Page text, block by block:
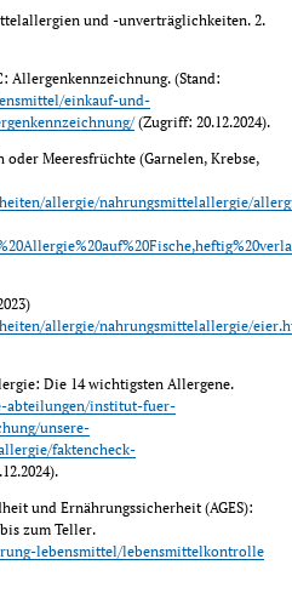
und -unverträglichkeiten. 2.
Allergenkennzeichnung. (Stand:
einkauf-und-
(Zugriff: 20.12.2024).
Meeresfrüchte (Garnelen, Krebse,
allergie/nahrungsmittelallergie/
allergie/nahrungsmittelallergie/
abteilungen/institut-fuer-
unsere-
faktencheck-
und Ernährungssicherheit (AGES):
lebensmittel/lebensmittelkontrolle